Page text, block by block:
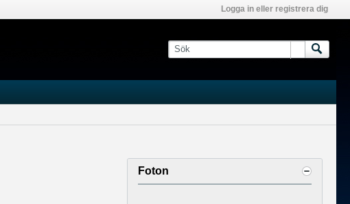
Logga in eller registrera dig
Foton